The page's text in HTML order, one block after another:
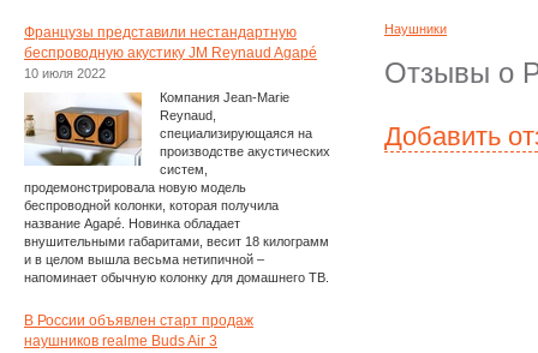
Наушники
Отзывы о
Добавить
Французы представили нестандартную
беспроводную акустику JM Reynaud Agapé
10 июля 2022
Компания Jean-Marie
Reynaud,
специализирующаяся на
производстве акустических
систем,
продемонстрировала новую модель
беспроводной колонки, которая получила
название Agapé. Новинка обладает
внушительными габаритами, весит 18 килограмм
и в целом вышла весьма нетипичной –
напоминает обычную колонку для домашнего ТВ.
В России объявлен старт продаж
наушников realme Buds Air 3